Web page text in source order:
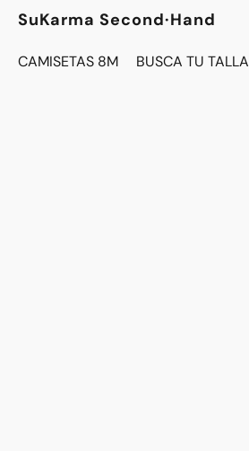
SuKarma Second·Hand
CAMISETAS 8M BUSCA TU TALLA